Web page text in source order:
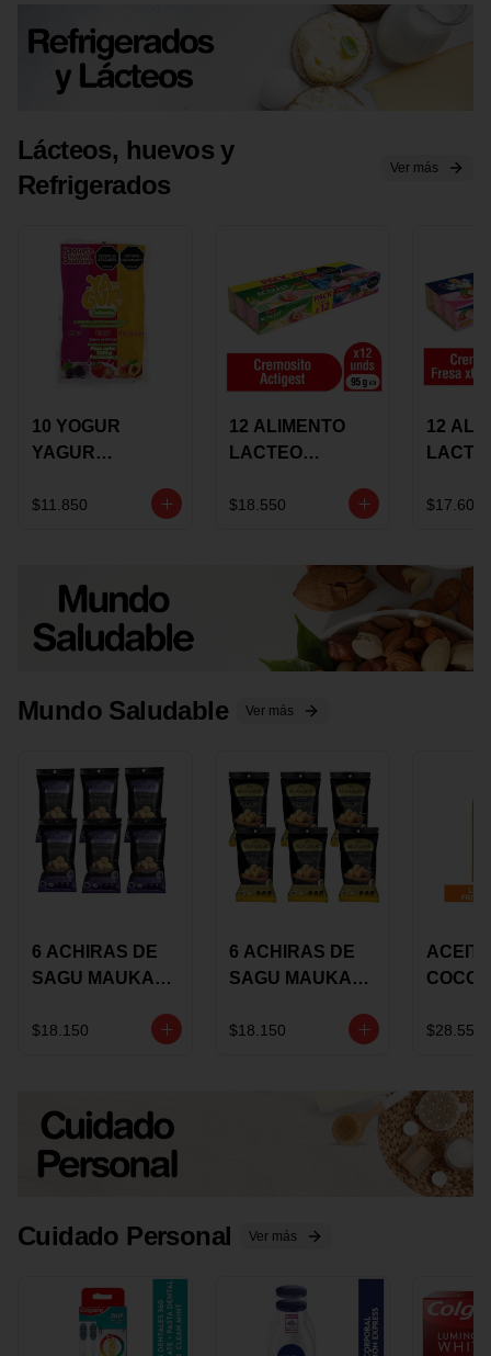
Lácteos, huevos y
Refrigerados
Ver más
10 YOGUR
YAGUR
150ML SURTIDO
$11.850
12 ALIMENTO
LACTEO
ALQUERIA
$18.550
12
$17.600
Mundo Saludable Ver más
6 ACHIRAS DE
SAGU MAUKA
$18.150
6 ACHIRAS DE
SAGU MAUKA
GRS
$18.150
COCO
150G
$28.550
Cuidado Personal Ver más